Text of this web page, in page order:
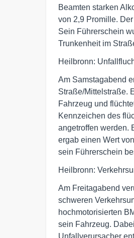
Beamten starken
von 2,9 Promille.
Sein Führerschein
Trunkenheit im
Heilbronn:
Am Samstagabend
Straße/Mittelstraße.
Fahrzeug und
Kennzeichen des
angetroffen werden.
ergab einen Wert
sein Führerschein
Heilbronn:
Am Freitagabend
schweren
hochmotorisierten
sein Fahrzeug.
Unfallverursacher